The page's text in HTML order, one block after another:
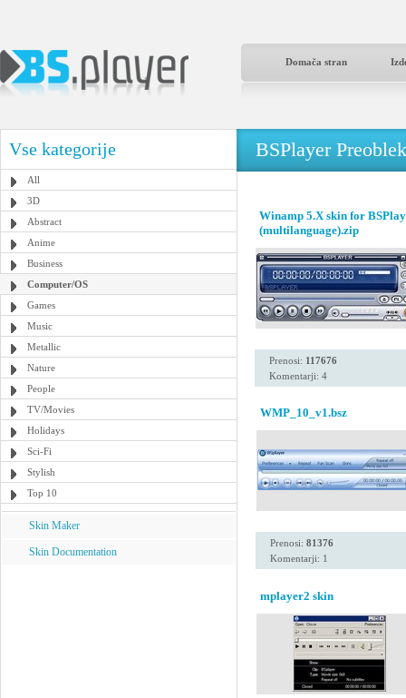
Domača stran
Vse kategorije
All
3D
Abstract
Anime
Business
Computer/OS
Games
Music
Metallic
Nature
People
TV/Movies
Holidays
Sci-Fi
Stylish
Top 10
Skin Maker
Skin Documentation
BSPlayer
Winamp 5.X skin for
(multilanguage).zip
Prenosi: 117676
Komentarji: 4
WMP_10_v1.bsz
Prenosi: 81376
Komentarji: 1
mplayer2 skin